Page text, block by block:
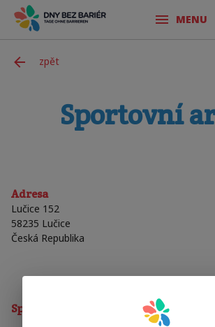
MENU
zpět
Sportovní
Adresa
Lučice 152
58235 Lučice
Česká Republika
Sporty